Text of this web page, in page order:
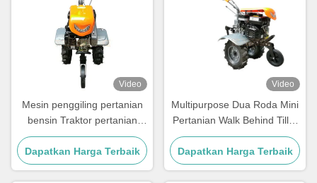
Video
Mesin penggiling pertanian
bensin Traktor pertanian
roda dua 7HP
Dapatkan Harga Terbaik
Video
Multipurpose Dua Roda Mini
Pertanian Walk Behind Tiller
7HP
Dapatkan Harga Terbaik